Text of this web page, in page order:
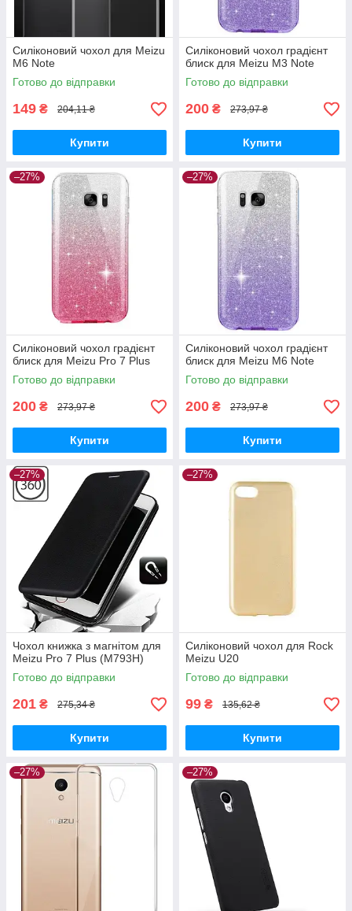
Силіконовий чохол для Meizu
M6 Note
Готово до відправки
149 ₴ 204,11 ₴
Купити
Силіконовий чохол градієнт
блиск для Meizu M3 Note
Готово до відправки
200 ₴ 273,97 ₴
Купити
–27%
Силіконовий чохол градієнт
блиск для Meizu Pro 7 Plus
Готово до відправки
200 ₴ 273,97 ₴
Купити
–27%
Силіконовий чохол градієнт
блиск для Meizu M6 Note
Готово до відправки
200 ₴ 273,97 ₴
Купити
–27%
Чохол книжка з магнітом для
Meizu Pro 7 Plus (M793H)
Готово до відправки
201 ₴ 275,34 ₴
Купити
–27%
Силіконовий чохол для Rock
Meizu U20
Готово до відправки
99 ₴ 135,62 ₴
Купити
–27% –27%